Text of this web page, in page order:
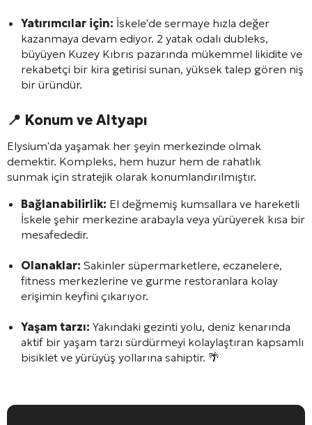
Yatırımcılar için: İskele'de sermaye hızla değer
kazanmaya devam ediyor. 2 yatak odalı dubleks,
büyüyen Kuzey Kıbrıs pazarında mükemmel likidite ve
rekabetçi bir kira getirisi sunan, yüksek talep gören niş
bir üründür.
📍 Konum ve Altyapı
Elysium'da yaşamak her şeyin merkezinde olmak
demektir. Kompleks, hem huzur hem de rahatlık
sunmak için stratejik olarak konumlandırılmıştır.
Bağlanabilirlik: El değmemiş kumsallara ve hareketli
İskele şehir merkezine arabayla veya yürüyerek kısa bir
mesafededir.
Olanaklar: Sakinler süpermarketlere, eczanelere,
fitness merkezlerine ve gurme restoranlara kolay
erişimin keyfini çıkarıyor.
Yaşam tarzı: Yakındaki gezinti yolu, deniz kenarında
aktif bir yaşam tarzı sürdürmeyi kolaylaştıran kapsamlı
bisiklet ve yürüyüş yollarına sahiptir. 🌴